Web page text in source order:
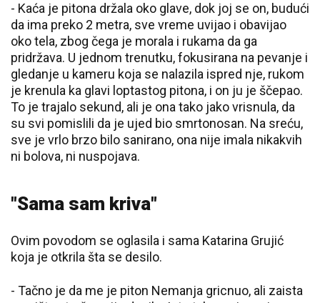
- Kaća je pitona držala oko glave, dok joj se on, budući
da ima preko 2 metra, sve vreme uvijao i obavijao
oko tela, zbog čega je morala i rukama da ga
pridržava. U jednom trenutku, fokusirana na pevanje i
gledanje u kameru koja se nalazila ispred nje, rukom
je krenula ka glavi loptastog pitona, i on ju je ščepao.
To je trajalo sekund, ali je ona tako jako vrisnula, da
su svi pomislili da je ujed bio smrtonosan. Na sreću,
sve je vrlo brzo bilo sanirano, ona nije imala nikakvih
ni bolova, ni nuspojava.
"Sama sam kriva"
Ovim povodom se oglasila i sama Katarina Grujić
koja je otkrila šta se desilo.
- Tačno je da me je piton Nemanja gricnuo, ali zaista